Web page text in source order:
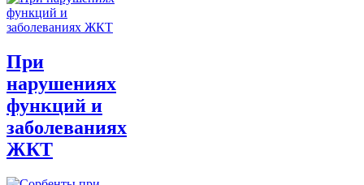
При
нарушениях
функций и
заболеваниях
ЖКТ